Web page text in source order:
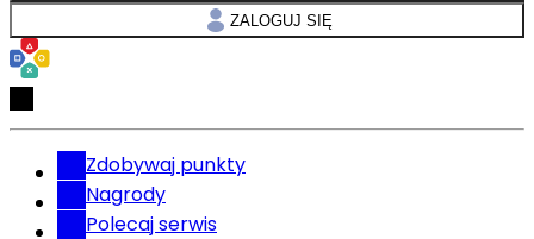
ZALOGUJ SIĘ
Zdobywaj punkty
Nagrody
Polecaj serwis